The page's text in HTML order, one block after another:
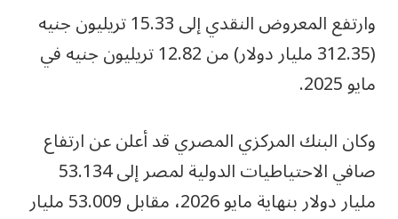
وارتفع المعروض ​النقدي إلى 15.33 ‌تريليون ⁠جنيه
(312.35 مليار دولار) من 12.82 ​تريليون ​جنيه ⁠في
مايو ​2025.
وكان البنك المركزي المصري قد أعلن عن ارتفاع
صافي الاحتياطيات الدولية لمصر إلى 53.134
مليار دولار بنهاية مايو 2026، مقابل 53.009 مليار